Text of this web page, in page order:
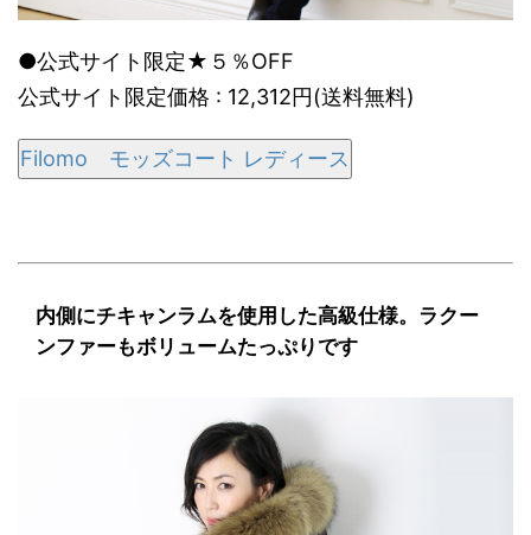
●公式サイト限定★５％OFF
公式サイト限定価格 : 12,312円(送料無料)
Filomo モッズコート レディース
内側にチキャンラムを使用した高級仕様。ラクー
ンファーもボリュームたっぷりです